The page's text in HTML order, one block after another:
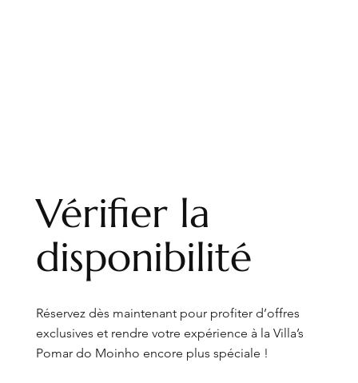
Vérifier la
disponibilité
Réservez dès maintenant pour profiter d’offres
exclusives et rendre votre expérience à la Villa’s
Pomar do Moinho encore plus spéciale !